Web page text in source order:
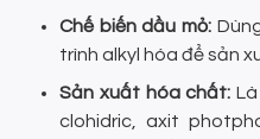
Chế biến dầu mỏ:
trình alkyl hóa để sản
Sản xuất hóa chất:
clohidric, axit